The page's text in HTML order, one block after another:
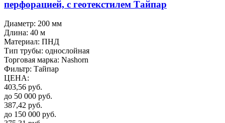
перфорацией, с геотекстилем Тайпар
Диаметр: 200 мм
Длина: 40 м
Материал: ПНД
Тип трубы: однослойная
Торговая марка: Nashorn
Фильтр: Тайпар
ЦЕНА:
403,56 руб.
до 50 000 руб.
387,42 руб.
до 150 000 руб.